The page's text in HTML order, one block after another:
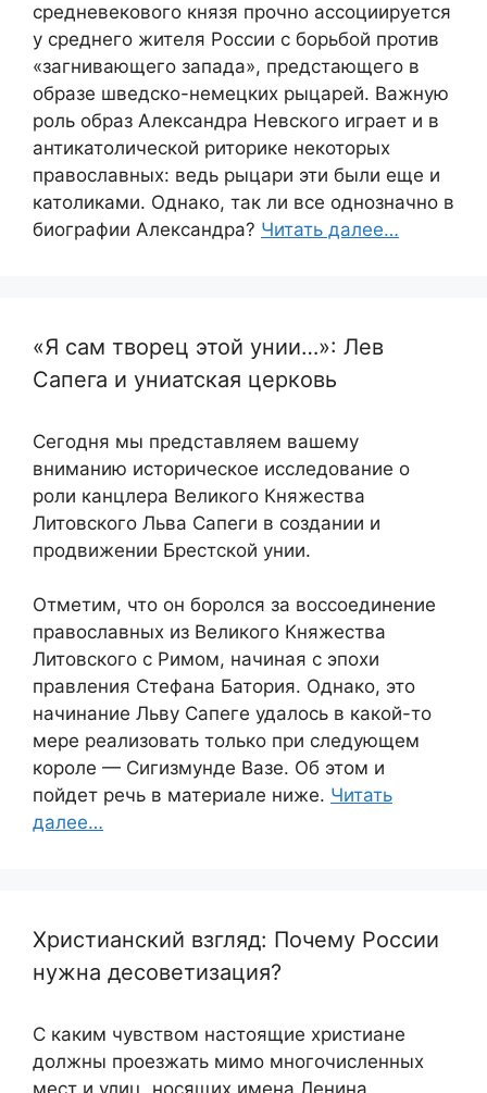
средневекового князя прочно ассоциируется
у среднего жителя России с борьбой против
«загнивающего запада», предстающего в
образе шведско-немецких рыцарей. Важную
роль образ Александра Невского играет и в
антикатолической риторике некоторых
православных: ведь рыцари эти были еще и
католиками. Однако, так ли все однозначно в
биографии Александра? Читать далее…
«Я сам творец этой унии…»: Лев
Сапега и униатская церковь
Сегодня мы представляем вашему
вниманию историческое исследование о
роли канцлера Великого Княжества
Литовского Льва Сапеги в создании и
продвижении Брестской унии.
Отметим, что он боролся за воссоединение
православных из Великого Княжества
Литовского с Римом, начиная с эпохи
правления Стефана Батория. Однако, это
начинание Льву Сапеге удалось в какой-то
мере реализовать только при следующем
короле — Сигизмунде Вазе. Об этом и
пойдет речь в материале ниже. Читать
далее…
Христианский взгляд: Почему России
нужна десоветизация?
С каким чувством настоящие христиане
должны проезжать мимо многочисленных